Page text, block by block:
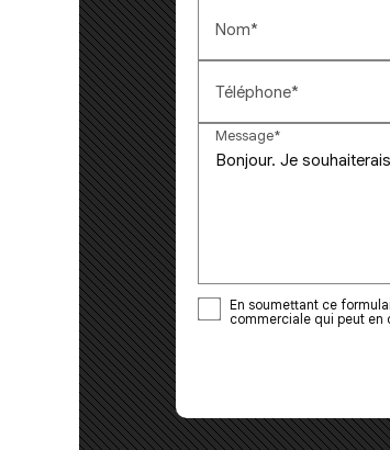
Nom*
Téléphone*
Message*
En soumettant ce
commerciale qui peut en